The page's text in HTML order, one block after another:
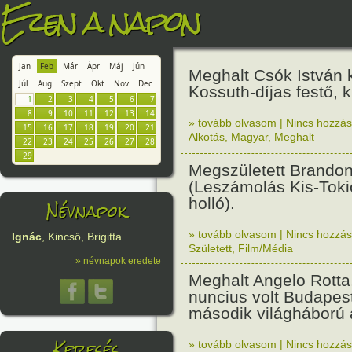
Ezen a napon
Jan Feb Már Ápr Máj
Jún
Júl
Aug Szept Okt Nov
Dec
1
2 3 4 5 6
7
8
9 10 11 12 13
14
15
16 17 18 19 20
21
22
23 24 25 26 27
28
29
Névnapok
Ignác, Kincső, Brigitta
» névnapok eredete
Meghalt Csók István
Kossuth-díjas festő,
» tovább olvasom | Nincs
Alkotás Magyar, Meghalt
Megszületett
(Leszámolás Kis-
holló).
» tovább olvasom | Nincs
Született Film/Média
Meghalt Angelo
nuncius volt
második világháború
» tovább olvasom | Nincs